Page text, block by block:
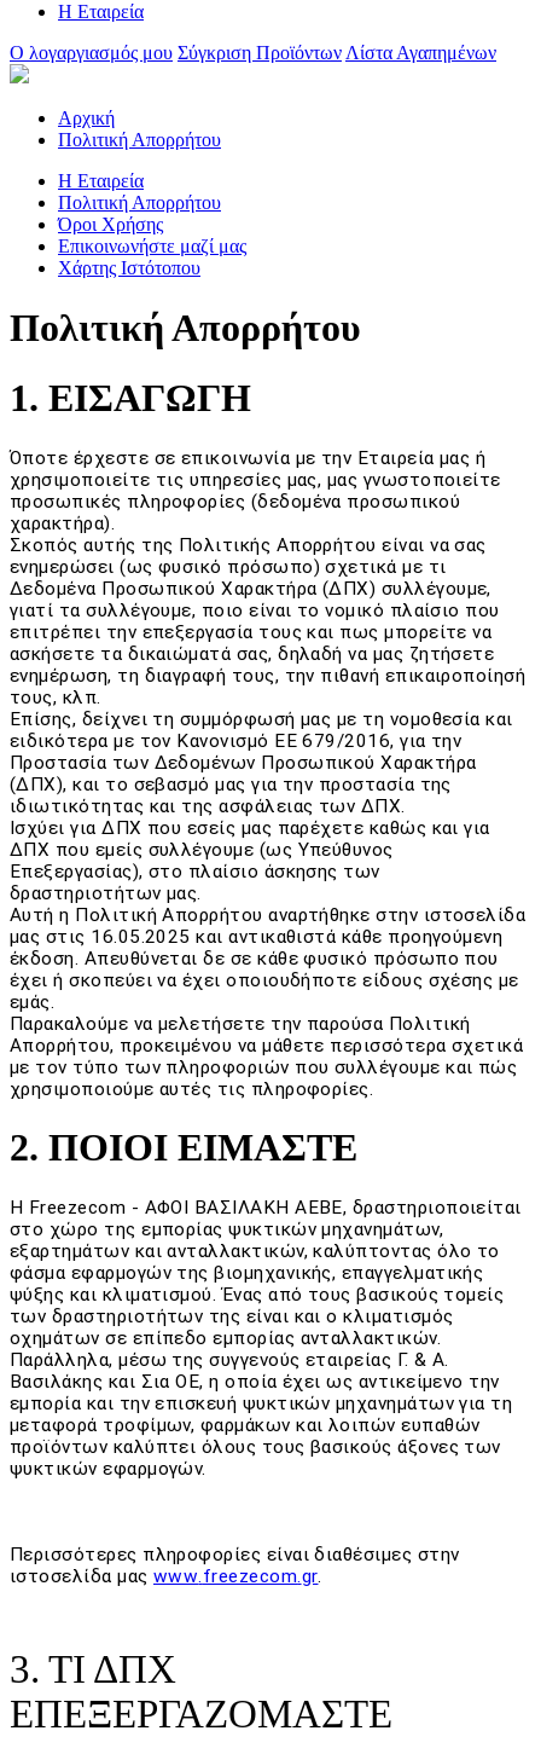
Η Εταιρεία
Ο λογαργιασμός μου Σύγκριση ΠροϊόντωνΛίστα Αγαπημένων
Αρχική
Πολιτική Απορρήτου
Η Εταιρεία
Πολιτική Απορρήτου
Όροι Χρήσης
Επικοινωνήστε μαζί μας
Χάρτης Ιστότοπου
Πολιτική Απορρήτου
1. ΕΙΣΑΓΩΓΗ
Όποτε έρχεστε σε επικοινωνία με την Εταιρεία μας ή
χρησιμοποιείτε τις υπηρεσίες μας, μας γνωστοποιείτε
προσωπικές πληροφορίες (δεδομένα προσωπικού
χαρακτήρα).
Σκοπός αυτής της Πολιτικής Απορρήτου είναι να σας
ενημερώσει (ως φυσικό πρόσωπο) σχετικά με τι
Δεδομένα Προσωπικού Χαρακτήρα (ΔΠΧ) συλλέγουμε,
γιατί τα συλλέγουμε, ποιο είναι το νομικό πλαίσιο που
επιτρέπει την επεξεργασία τους και πως μπορείτε να
ασκήσετε τα δικαιώματά σας, δηλαδή να μας ζητήσετε
ενημέρωση, τη διαγραφή τους, την πιθανή επικαιροποίησή
τους, κλπ.
Επίσης, δείχνει τη συμμόρφωσή μας με τη νομοθεσία και
ειδικότερα με τον Κανονισμό EΕ 679/2016, για την
Προστασία των Δεδομένων Προσωπικού Χαρακτήρα
(ΔΠΧ), και το σεβασμό μας για την προστασία της
ιδιωτικότητας και της ασφάλειας των ΔΠΧ.
Ισχύει για ΔΠΧ που εσείς μας παρέχετε καθώς και για
ΔΠΧ που εμείς συλλέγουμε (ως Υπεύθυνος
Επεξεργασίας), στο πλαίσιο άσκησης των
δραστηριοτήτων μας.
Αυτή η Πολιτική Απορρήτου αναρτήθηκε στην ιστοσελίδα
μας στις 16.05.2025 και αντικαθιστά κάθε προηγούμενη
έκδοση. Απευθύνεται δε σε κάθε φυσικό πρόσωπο που
έχει ή σκοπεύει να έχει οποιουδήποτε είδους σχέσης με
εμάς.
Παρακαλούμε να μελετήσετε την παρούσα Πολιτική
Απορρήτου, προκειμένου να μάθετε περισσότερα σχετικά
με τον τύπο των πληροφοριών που συλλέγουμε και πώς
χρησιμοποιούμε αυτές τις πληροφορίες.
2. ΠΟΙΟΙ ΕΙΜΑΣΤΕ
Η Freezecom - ΑΦΟΙ ΒΑΣΙΛΑΚΗ ΑΕΒΕ, δραστηριοποιείται
στο χώρο της εμπορίας ψυκτικών μηχανημάτων,
εξαρτημάτων και ανταλλακτικών, καλύπτοντας όλο το
φάσμα εφαρμογών της βιομηχανικής, επαγγελματικής
ψύξης και κλιματισμού. Ένας από τους βασικούς τομείς
των δραστηριοτήτων της είναι και ο κλιματισμός
οχημάτων σε επίπεδο εμπορίας ανταλλακτικών.
Παράλληλα, μέσω της συγγενούς εταιρείας Γ. & Α.
Βασιλάκης και Σια ΟΕ, η οποία έχει ως αντικείμενο την
εμπορία και την επισκευή ψυκτικών μηχανημάτων για τη
μεταφορά τροφίμων, φαρμάκων και λοιπών ευπαθών
προϊόντων καλύπτει όλους τους βασικούς άξονες των
ψυκτικών εφαρμογών.
Περισσότερες πληροφορίες είναι διαθέσιμες στην
ιστοσελίδα μας www.freezecom.gr.
3. ΤΙ ΔΠΧ
ΕΠΕΞΕΡΓΑΖΟΜΑΣΤΕ